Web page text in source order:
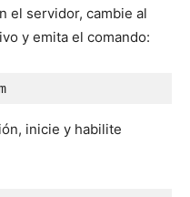
el servidor, cambie al
y emita el comando:
inicie y habilite